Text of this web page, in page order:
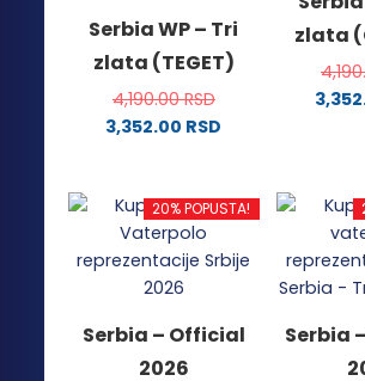
Serbia WP – Tri
zlata (TEGET)
4,190.00RSD
3,352.00 RSD
ima
više
varijanti.
Opcije
biti
izabrane
zlata
20% POPUSTA!
Serbia – Official
2026
Serbia